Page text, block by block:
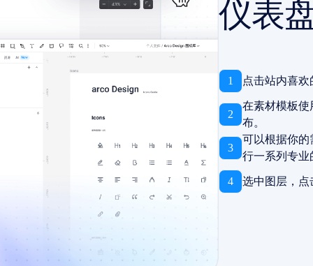
仪表
1 点击站内喜
2
在素材模板使
布。
3
可以根据你的
行一系列专
4 选中图层，点